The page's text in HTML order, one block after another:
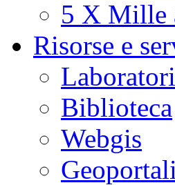
5 X Mille
Risorse e
Biblioteca
Webgis